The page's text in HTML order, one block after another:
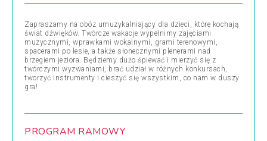
Zapraszamy na obóz umuzykalniający dla dzieci, które kochają
świat dźwięków. Twórcze wakacje wypełnimy zajęciami
muzycznymi, wprawkami wokalnymi, grami terenowymi,
spacerami po lesie, a także słonecznymi plenerami nad
brzegiem jeziora. Będziemy dużo śpiewać i mierzyć się z
twórczymi wyzwaniami, brać udział w różnych konkursach,
tworzyć instrumenty i cieszyć się wszystkim, co nam w duszy
gra!
PROGRAM RAMOWY